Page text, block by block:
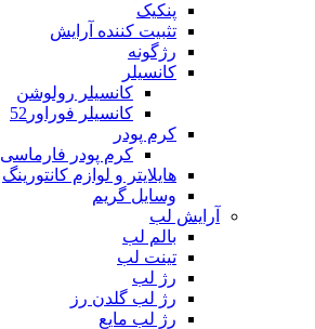
پنکیک
تثبیت کننده آرایش
رژگونه
کانسیلر
کانسیلر رولوشن
کانسیلر فوراور52
کرم پودر
کرم پودر فارماسی
هایلایتر و لوازم کانتورینگ
وسایل گریم
آرایش لب
بالم لب
تینت لب
رژ لب
رژ لب گلدن رز
رژ لب مایع